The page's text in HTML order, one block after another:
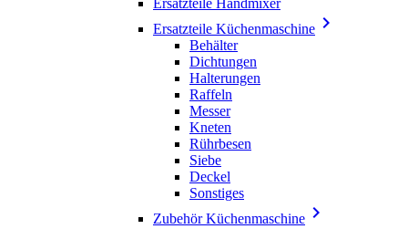
Ersatzteile Küchenmaschine 
Behälter
Dichtungen
Halterungen
Raffeln
Messer
Kneten
Rührbesen
Siebe
Deckel
Sonstiges
Zubehör Küchenmaschine 